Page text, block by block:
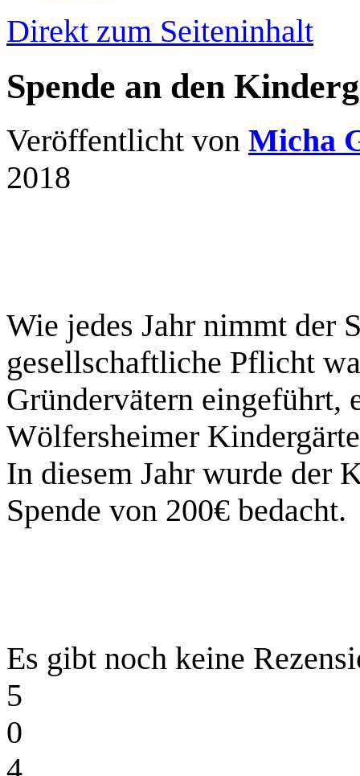
Direkt zum Seiteninhalt
Spende an den
Veröffentlicht von Micha
2018
Wie jedes Jahr nimmt der
gesellschaftliche Pflicht
Gründervätern eingeführt,
Wölfersheimer
In diesem Jahr wurde der
Spende von 200€ bedacht.
Es gibt noch keine
5
0